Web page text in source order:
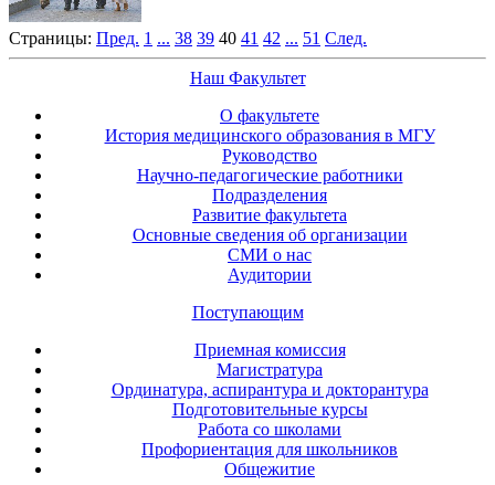
Страницы: Пред. 1 ... 38 39 40 41 42 ... 51 След.
Наш Факультет
О факультете
История медицинского образования в МГУ
Руководство
Научно-педагогические работники
Подразделения
Развитие факультета
Основные сведения об организации
СМИ о нас
Аудитории
Поступающим
Приемная комиссия
Магистратура
Ординатура, аспирантура и докторантура
Подготовительные курсы
Работа со школами
Профориентация для школьников
Общежитие